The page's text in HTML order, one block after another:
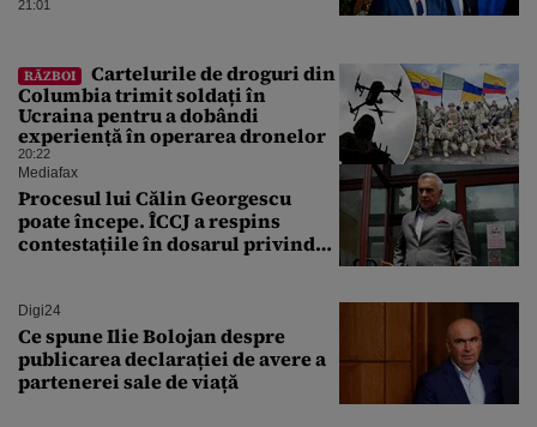
american
21:01
RĂZBOI
Cartelurile de droguri din
Columbia trimit soldați în
Ucraina pentru a dobândi
experiență în operarea dronelor
20:22
Mediafax
Procesul lui Călin Georgescu
poate începe. ÎCCJ a respins
contestațiile în dosarul privind
Digi24
Ce spune Ilie Bolojan despre
publicarea declarației de avere a
partenerei sale de viață